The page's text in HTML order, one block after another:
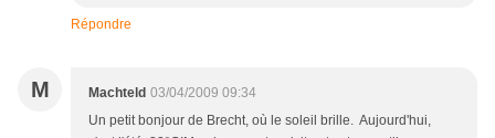
Répondre
M Machteld 03/04/2009 09:34
Un petit bonjour de Brecht, où le soleil brille. Aujourd'hui,